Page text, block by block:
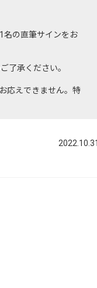
名の直筆サインをお
了承ください。
応えできません。特
2022.10.31